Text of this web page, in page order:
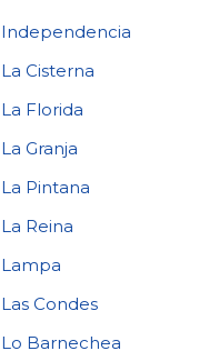
Independencia
La Cisterna
La Florida
La Granja
La Pintana
La Reina
Lampa
Las Condes
Lo Barnechea